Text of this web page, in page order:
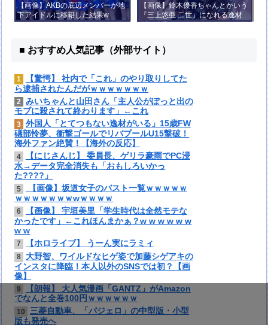
【画像】AKBの底辺メンバーが地
下アイドルに移籍した結果w
【画像】鈴木優香ちゃんとかいう
『三上悠亜 二世』になれる逸材
がコチラ
■ おすすめ人気記事（外部サイト）
1
【驚愕】 社内で「これ」のやり取りしてた
ら逮捕されたんだがｗｗｗｗｗｗｗ
2 みいちゃんと山田さん「主人公がぽっと出の
モブに殺されて終わります」←これ
3 外国人「とてつもない逸材がいる」15歳FW
礒部怜夢、衝撃ゴールでリバプールU15撃破！
海外ファン絶賛！【海外の反応】
4
【にじさんじ】 委員長、ゲリラ豪雨でPC浸
水→データ完全消失も「おもしろいかっ
た????」
5
【画像】坂道女子のバスト一覧ｗｗｗｗｗ
ｗｗｗｗｗｗｗwｗｗｗｗ
6
【画像】 宇垣美里「学生時代は全然モテな
かったです」←これほんまかぁ？w w w w w w
w w
7 【ホロライブ】 うーん実にラミィ
8
大野智、ワイルドなヒゲ姿で加藤シゲアキの
インスタに降臨！本人以外のSNSでは初？【画
像】
9
【朗報】 大人気漫画「GANTZ」がAmazon
でなんと全巻100円ｗｗｗｗｗｗ
10
三菱自動車、「パジェロ」の中型版・小型
版も発売へ